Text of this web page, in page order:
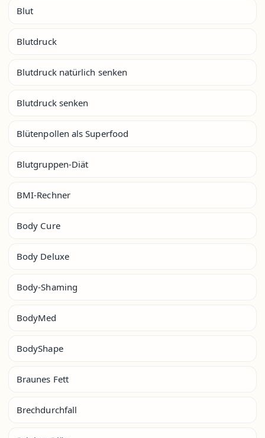
Blut
Blutdruck
Blutdruck natürlich senken
Blutdruck senken
Blütenpollen als Superfood
Blutgruppen-Diät
BMI-Rechner
Body Cure
Body Deluxe
Body-Shaming
BodyMed
BodyShape
Braunes Fett
Brechdurchfall